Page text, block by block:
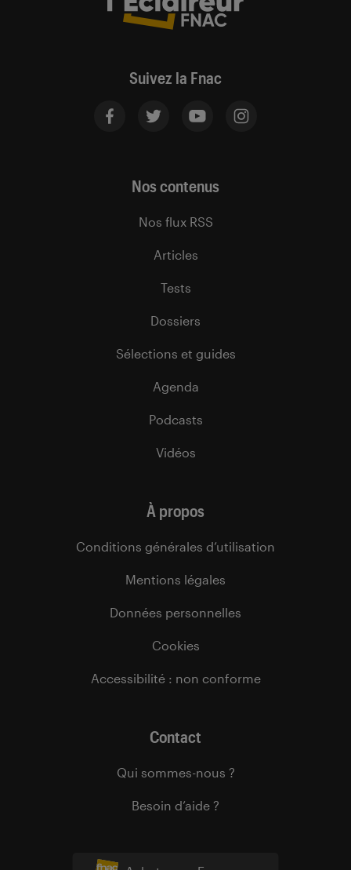
Suivez la Fnac
Nos contenus
Nos flux RSS
Articles
Tests
Dossiers
Sélections et guides
Agenda
Podcasts
Vidéos
À propos
Conditions générales d’utilisation
Mentions légales
Données personnelles
Cookies
Accessibilité : non conforme
Contact
Qui sommes-nous ?
Besoin d’aide ?